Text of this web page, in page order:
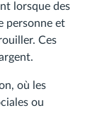
lorsque des
personne et
Ces
où les
ou